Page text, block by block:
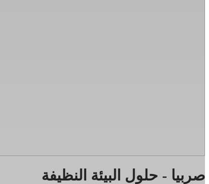
صربيا - حلول البيئة النظيفة